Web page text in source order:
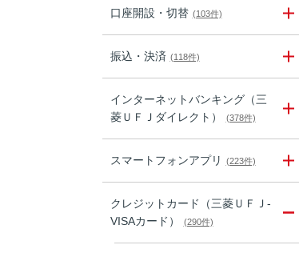
口座開設・切替 (103件)
振込・決済 (118件)
インターネットバンキング（三
菱ＵＦＪダイレクト）
(378件)
スマートフォンアプリ (223件)
クレジットカード（三菱ＵＦＪ-
VISAカード）
(290件)